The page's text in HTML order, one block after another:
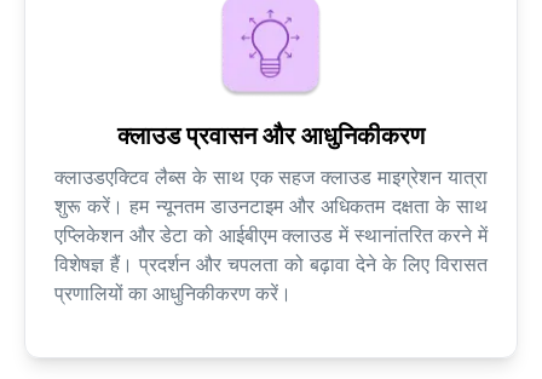
क्लाउड प्रवासन और आधुनिकीकरण
क्लाउडएक्टिव लैब्स के साथ एक सहज क्लाउड माइग्रेशन यात्रा
शुरू करें। हम न्यूनतम डाउनटाइम और अधिकतम दक्षता के साथ
एप्लिकेशन और डेटा को आईबीएम क्लाउड में स्थानांतरित करने में
विशेषज्ञ हैं। प्रदर्शन और चपलता को बढ़ावा देने के लिए विरासत
प्रणालियों का आधुनिकीकरण करें।